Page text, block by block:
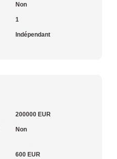
Non
1
Indépendant
200000 EUR
Non
600 EUR